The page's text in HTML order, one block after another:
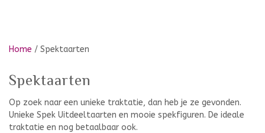
Home / Spektaarten
Spektaarten
Op zoek naar een unieke traktatie, dan heb je ze gevonden.
Unieke Spek Uitdeeltaarten en mooie spekfiguren. De ideale
traktatie en nog betaalbaar ook.